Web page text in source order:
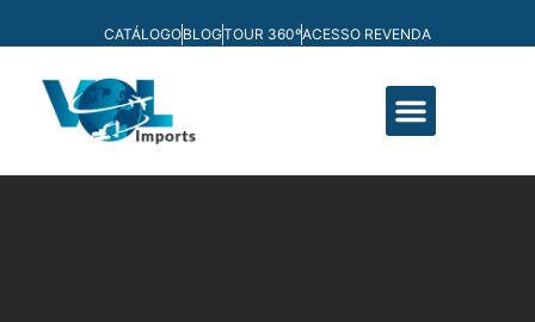
CATÁLOGOBLOGTOUR 360ºACESSO REVENDA